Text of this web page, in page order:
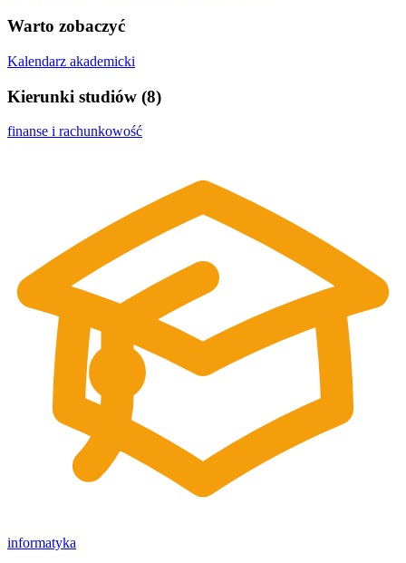
Warto zobaczyć
Kalendarz akademicki
Kierunki studiów (8)
finanse i rachunkowość
informatyka